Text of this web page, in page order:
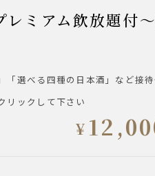
「選べる四種の日本酒」など接
リックして下さい
¥